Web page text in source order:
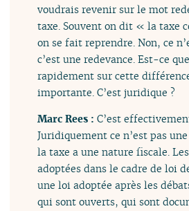
voudrais revenir sur le mot
taxe. Souvent on dit « la taxe
on se fait reprendre. Non, ce
c’est une redevance. Est-ce
rapidement sur cette
importante. C’est juridique ?
Marc Rees :C’est
Juridiquement ce n’est pas
la taxe a une nature fiscale.
adoptées dans le cadre de loi
une loi adoptée après les
qui sont ouverts, qui sont